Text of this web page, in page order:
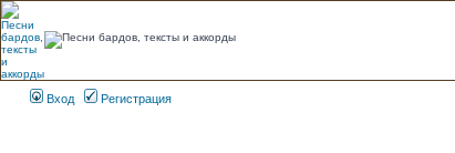
Вход Регистрация